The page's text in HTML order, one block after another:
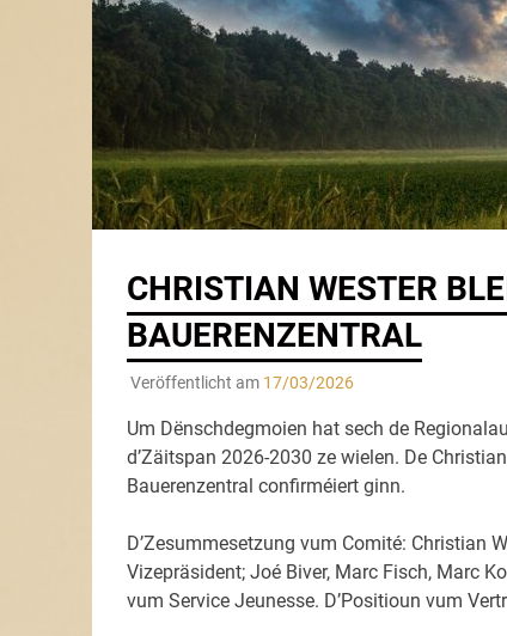
CHRISTIAN WESTER
BAUERENZENTRAL
Veröffentlicht am 17/03/2026
Um Dënschdegmoien hat sech de
d’Zäitspan 2026-2030 ze wielen. De
Bauerenzentral confirméiert ginn.
D’Zesummesetzung vum Comité: Christian
Vizepräsident; Joé Biver, Marc Fisch, Marc
vum Service Jeunesse. D’Positioun vum